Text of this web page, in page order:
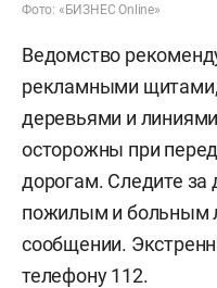
Фото: «БИЗНЕС Online»
Ведомство
рекламными
деревьями и
осторожны при
дорогам. Следите
пожилым и больным
сообщении.
телефону 112.